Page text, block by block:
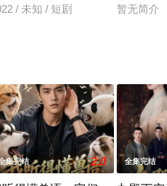
我成唯一团宠》在线观看,本片
/ 未知 / 短剧 暂无简介
集完结 2.0 全集完结